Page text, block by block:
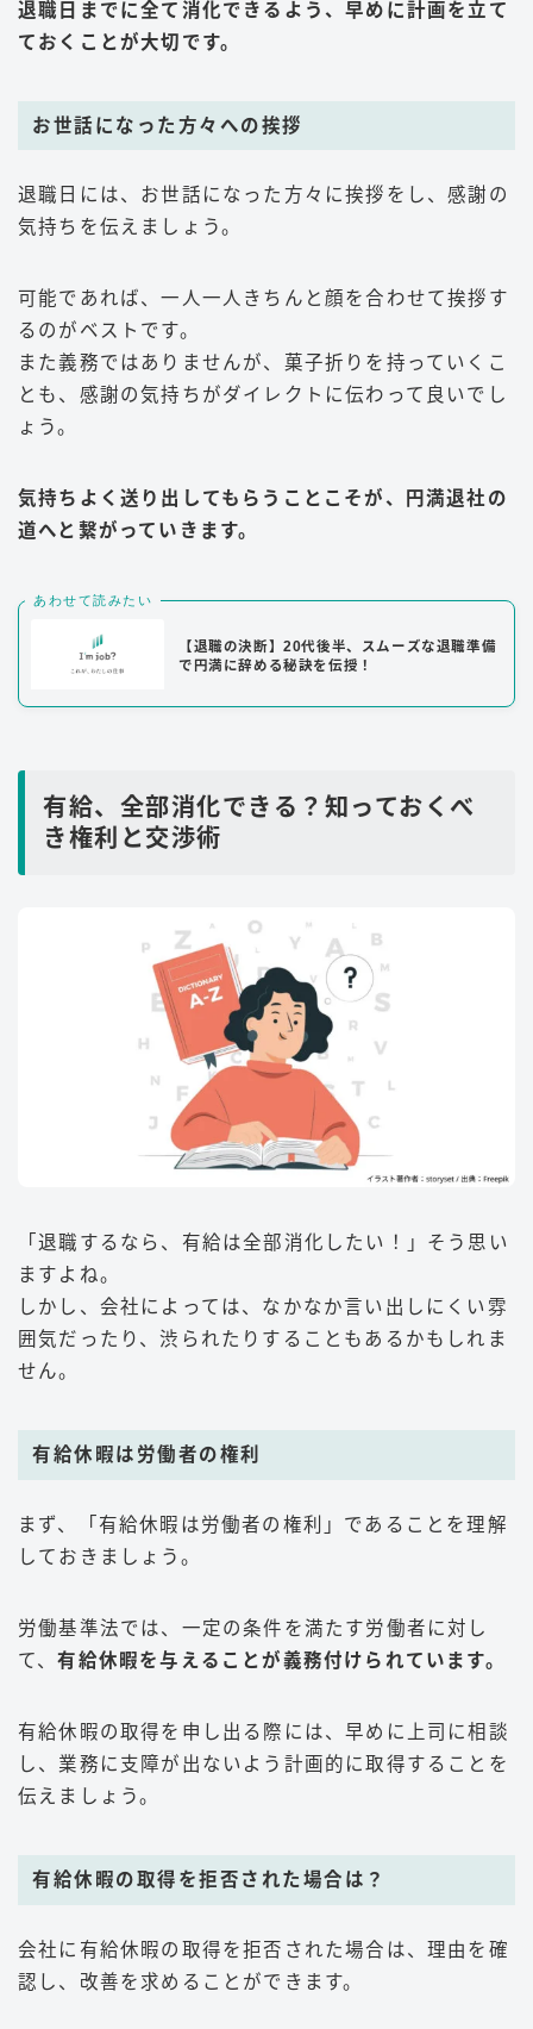
退職日までに全て消化できるよう、早めに計画を立て
ておくことが大切です。
お世話になった方々への挨拶
退職日には、お世話になった方々に挨拶をし、感謝の
気持ちを伝えましょう。
可能であれば、一人一人きちんと顔を合わせて挨拶す
るのがベストです。
また義務ではありませんが、菓子折りを持っていくこ
とも、感謝の気持ちがダイレクトに伝わって良いでし
ょう。
気持ちよく送り出してもらうことこそが、円満退社の
道へと繋がっていきます。
あわせて読みたい
【退職の決断】20代後半、スムーズな退職準備
で円満に辞める秘訣を伝授！
有給、全部消化できる？知っておくべ
き権利と交渉術
「退職するなら、有給は全部消化したい！」そう思い
ますよね。
しかし、会社によっては、なかなか言い出しにくい雰
囲気だったり、渋られたりすることもあるかもしれま
せん。
有給休暇は労働者の権利
まず、「有給休暇は労働者の権利」であることを理解
しておきましょう。
労働基準法では、一定の条件を満たす労働者に対し
て、有給休暇を与えることが義務付けられています。
有給休暇の取得を申し出る際には、早めに上司に相談
し、業務に支障が出ないよう計画的に取得することを
伝えましょう。
有給休暇の取得を拒否された場合は？
会社に有給休暇の取得を拒否された場合は、理由を確
認し、改善を求めることができます。